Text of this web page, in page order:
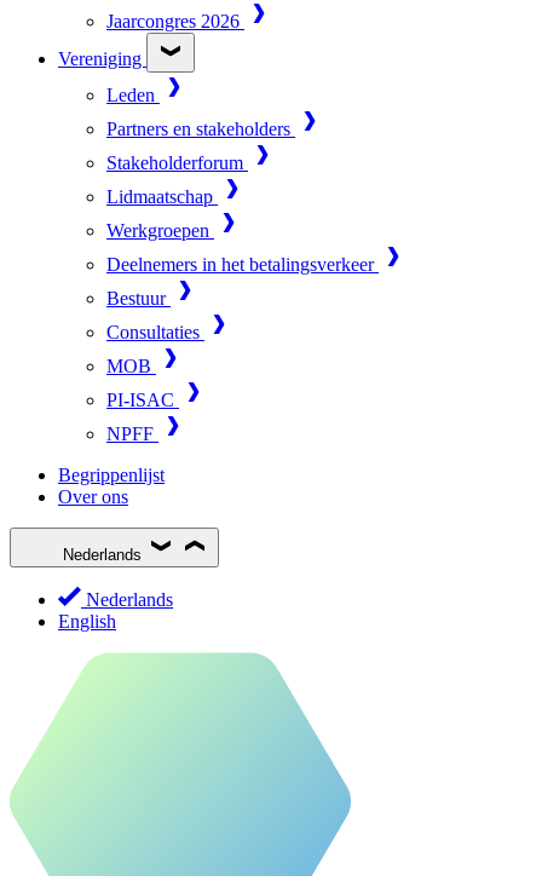
Jaarcongres 2026
Vereniging
Leden
Partners en stakeholders
Stakeholderforum
Lidmaatschap
Werkgroepen
Deelnemers in het betalingsverkeer
Bestuur
Consultaties
MOB
PI-ISAC
NPFF
Begrippenlijst
Over ons
Nederlands
Nederlands
English